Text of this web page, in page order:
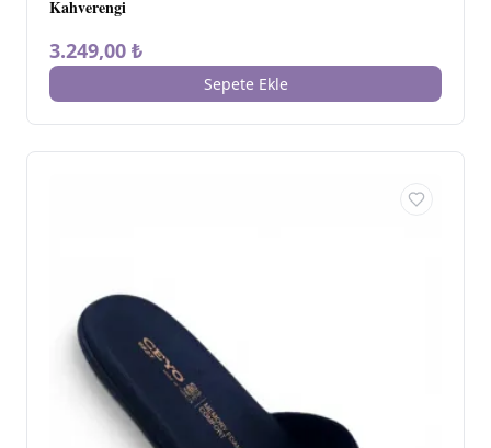
Kahverengi
3.249,00 ₺
Sepete Ekle